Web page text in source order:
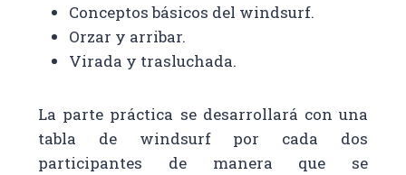
Conceptos básicos del windsurf.
Orzar y arribar.
Virada y trasluchada.
La parte práctica se desarrollará con una
tabla de windsurf por cada dos
participantes de manera que se